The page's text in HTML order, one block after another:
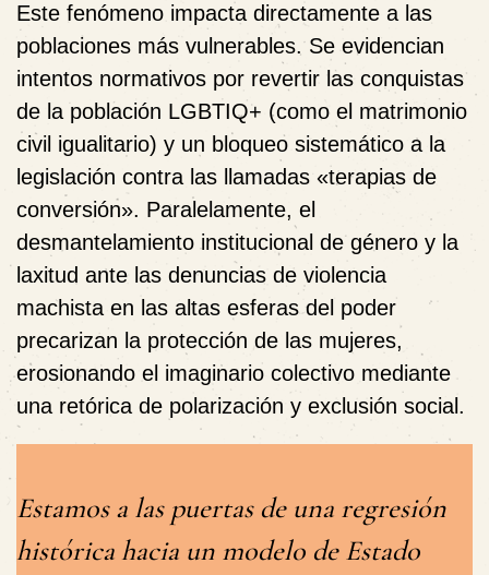
Este fenómeno impacta directamente a las
poblaciones más vulnerables. Se evidencian
intentos normativos por revertir las conquistas
de la población LGBTIQ+ (como el matrimonio
civil igualitario) y un bloqueo sistemático a la
legislación contra las llamadas «terapias de
conversión». Paralelamente, el
desmantelamiento institucional de género y la
laxitud ante las denuncias de violencia
machista en las altas esferas del poder
precarizan la protección de las mujeres,
erosionando el imaginario colectivo mediante
una retórica de polarización y exclusión social.
Estamos a las puertas de una regresión
histórica hacia un modelo de Estado